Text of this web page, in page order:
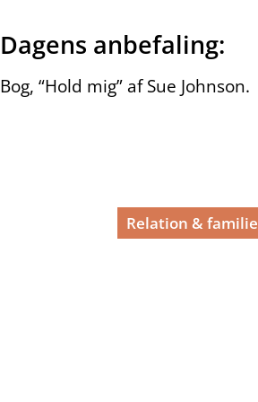
Dagens anbefaling:
Bog, “Hold mig” af Sue Johnson.
Relation & familie